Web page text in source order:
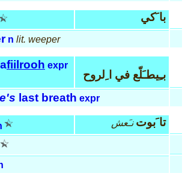
با َكي
n lit. weeper
fiil rooh expr
بـِيطـَلّع في ا ِلروح
last breath expr
تا َبوت نـَعش